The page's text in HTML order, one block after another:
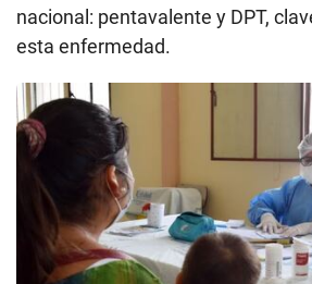
nacional: pentavalente y DPT,
esta enfermedad.